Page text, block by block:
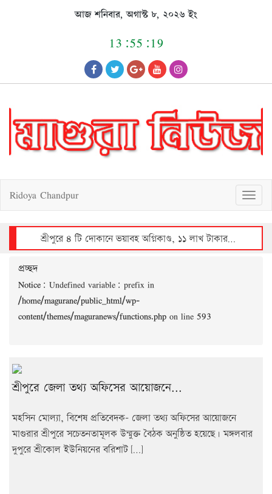
আজ শনিবার, অগাস্ট ৮, ২০২৬ ইং
13:55:19
T
o
g
g
l
a
t
Ridoya Chandpur
শ্রীপুরে ৪ টি দোকানে ভয়াবহ অগ্নিকাণ্ড, ১১ লাখ টাকার ক্ষয়ক্ষতি
প্রচ্ছদ
Notice : Undefined variable: prefix in
/home/magurane/public_html/wp-
content/themes/maguranews/functions.php on line 593
শ্রীপুরে জেলা তথ্য অফিসের আয়োজনে...
মহসিন মোল্যা, বিশেষ প্রতিবেদক- জেলা তথ্য অফিসের আয়োজনে
মাগুরার শ্রীপুরে সচেতনতামূলক উন্মুক্ত বৈঠক অনুষ্ঠিত হয়েছে। মঙ্গলবার
দুপুরে শ্রীকোল ইউনিয়নের বরিশাট […]